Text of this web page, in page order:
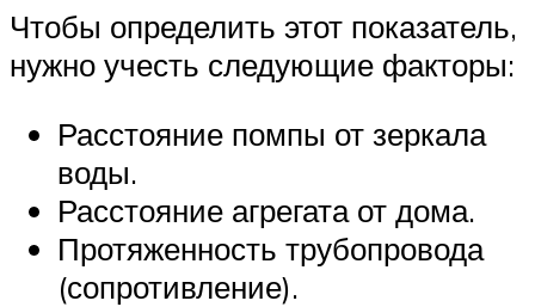
Чтобы определить этот показатель,
нужно учесть следующие факторы:
Расстояние помпы от зеркала
воды.
Расстояние агрегата от дома.
Протяженность трубопровода
(сопротивление).